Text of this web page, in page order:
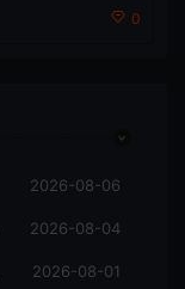
0
2026-08-06
2026-08-04
2026-08-01